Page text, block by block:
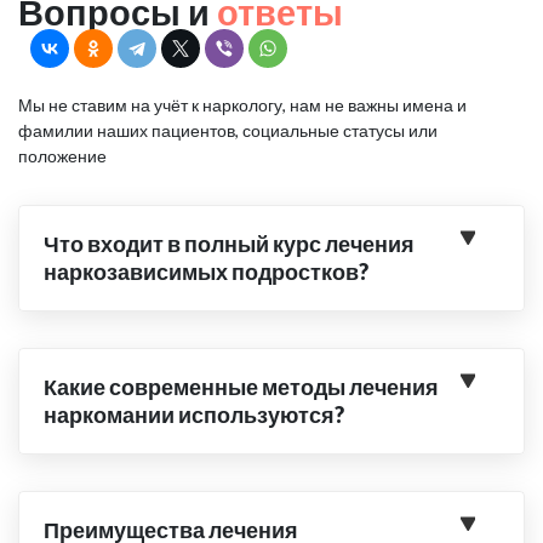
Вопросы и ответы
Мы не ставим на учёт к наркологу, нам не важны имена и
фамилии наших пациентов, социальные статусы или
положение
Что входит в полный курс лечения
наркозависимых подростков?
Какие современные методы лечения
наркомании используются?
Преимущества лечения